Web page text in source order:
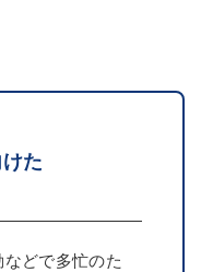
た
どで多忙のた